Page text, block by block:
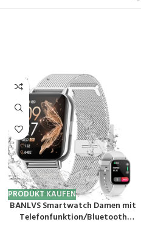
PRODUKT KAUFEN
BANLVS Smartwatch Damen mit
Telefonfunktion/Bluetooth